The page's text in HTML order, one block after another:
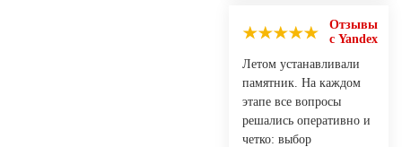
Отзывы
с Yandex
Летом устанавливали
памятник. На каждом
этапе все вопросы
решались оперативно и
четко: выбор